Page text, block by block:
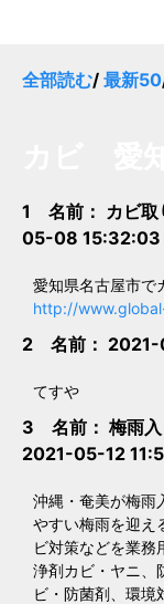
全部読む/ 最新50
1 名前： カビ取
05-08
愛知県名古屋市で
http://
2 名前：
てすや
3 名前： 梅雨
2021-05-12
沖縄・奄美が梅雨
やすい梅雨を迎え
ビ対策などを業務
浄剤カビ・ヤニ、
ビ・防菌剤、環境